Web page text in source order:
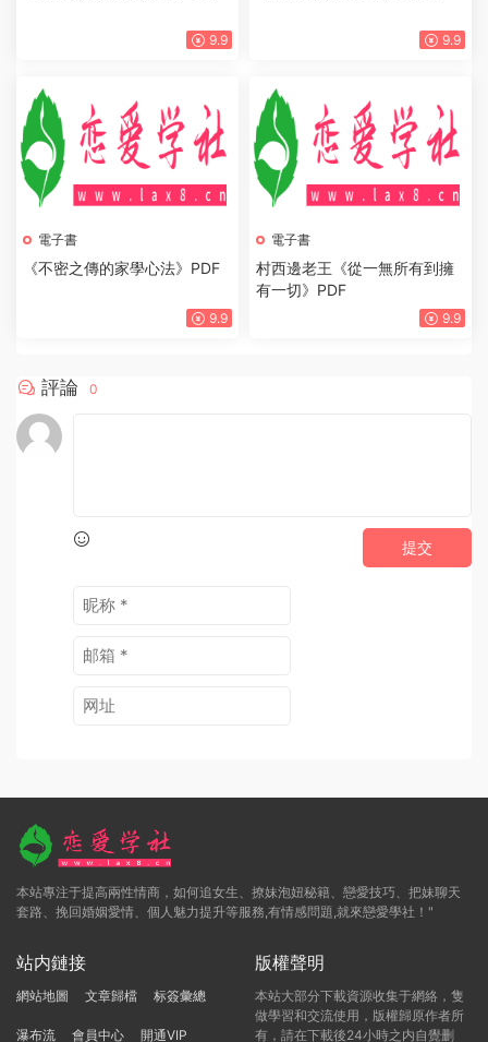
9.9 9.9
電子書
《不密之傳的家學心法》PDF
9.9
電子書
村西邊老王《從一無所有到擁
有一切》PDF
9.9
評論 0
提交
本站專注于提高兩性情商，如何追女生、撩妹泡妞秘籍、戀愛技巧、把妹聊天
套路、挽回婚姻愛情、個人魅力提升等服務,有情感問題,就來戀愛學社！"
站内鏈接
網站地圖 文章歸檔 标簽彙總
瀑布流 會員中心 開通VIP
版權聲明
本站大部分下載資源收集于網絡，隻
做學習和交流使用，版權歸原作者所
有，請在下載後24小時之内自覺删